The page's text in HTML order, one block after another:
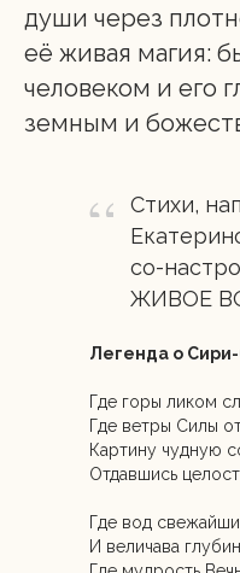
души через
её живая магия:
человеком и его
земным и
Стихи,
со-
ЖИВОЕ
Легенда о
Где горы ликом
Где ветры Силы
Картину чудную
Отдавшись
Где вод
И величава